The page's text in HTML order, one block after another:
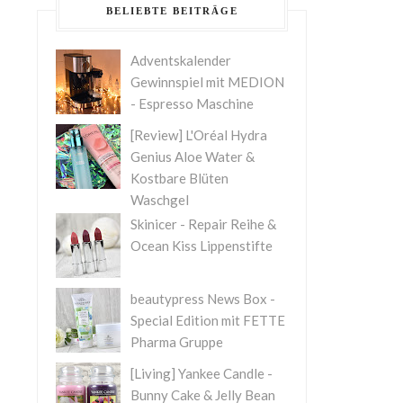
BELIEBTE BEITRÄGE
Adventskalender
Gewinnspiel mit MEDION
- Espresso Maschine
[Review] L'Oréal Hydra
Genius Aloe Water &
Kostbare Blüten
Waschgel
Skinicer - Repair Reihe &
Ocean Kiss Lippenstifte
beautypress News Box -
Special Edition mit FETTE
Pharma Gruppe
[Living] Yankee Candle -
Bunny Cake & Jelly Bean